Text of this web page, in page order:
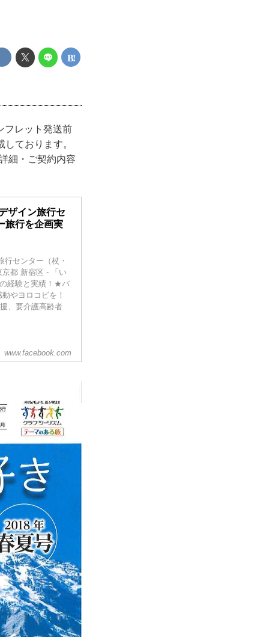
フレット発送前
ております。
細・ご契約内容
ザイン旅行セ
旅行を企画実
センター（杖・
都 新宿区 - 「い
経験と実績！★バ
やヨロコビを！
、要介護高齢者
www.facebook.com